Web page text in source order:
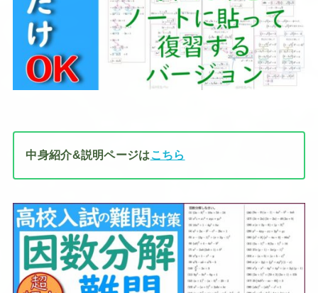
中身紹介&説明ページは こちら